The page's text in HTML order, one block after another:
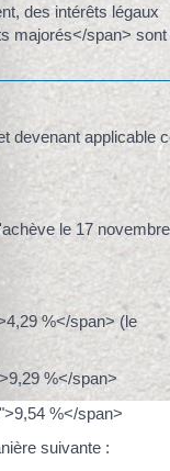
des intérêts légaux
majorés</span> sont
devenant applicable
le 17 novembre
%</span> (le
%</span>
%</span>
suivante :